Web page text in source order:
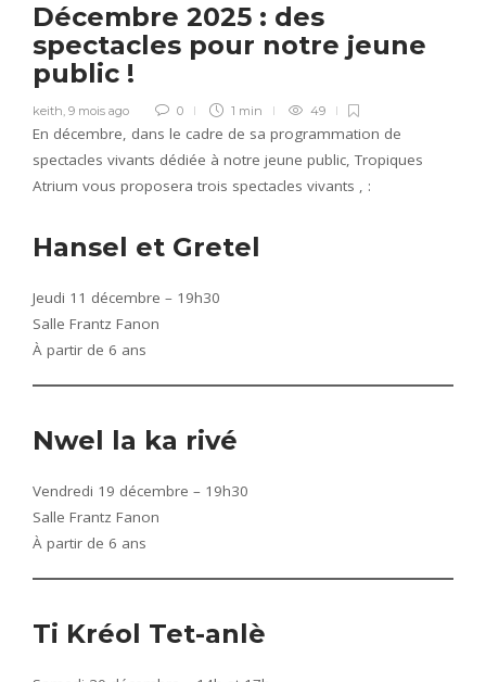
Décembre 2025 : des
spectacles pour notre jeune
public !
keith, 9 mois ago 0 1 min 49
En décembre, dans le cadre de sa programmation de
spectacles vivants dédiée à notre jeune public, Tropiques
Atrium vous proposera trois spectacles vivants , :
Hansel et Gretel
Jeudi 11 décembre – 19h30
Salle Frantz Fanon
À partir de 6 ans
Nwel la ka rivé
Vendredi 19 décembre – 19h30
Salle Frantz Fanon
À partir de 6 ans
Ti Kréol Tet-anlè